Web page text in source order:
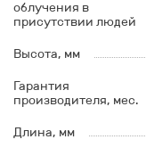
облучения в
присутствии людей
Высота, мм
Гарантия
производителя, мес.
Длина, мм